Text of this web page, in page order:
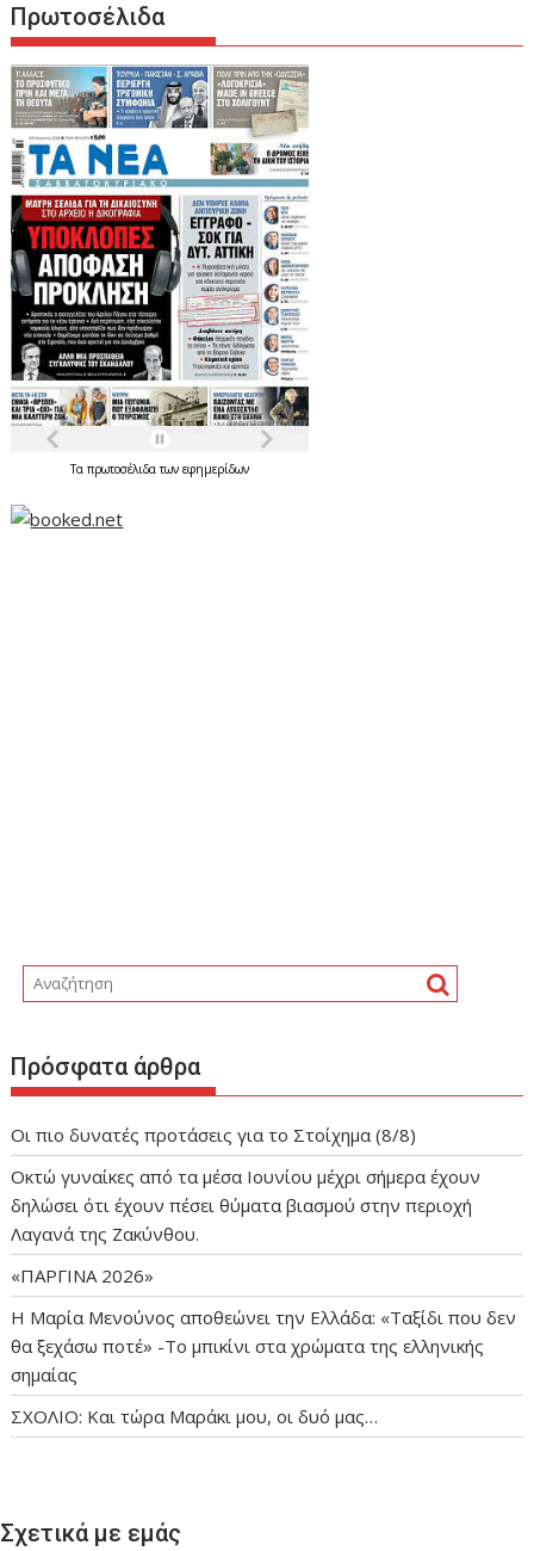
Πρωτοσέλιδα
Ταπρωτοσέλιδατωνεφημερίδων
Πρόσφατα άρθρα
Οι πιο δυνατές προτάσεις για το Στοίχημα (8/8)
Οκτώ γυναίκες από τα μέσα Ιουνίου μέχρι σήμερα έχουν
δηλώσει ότι έχουν πέσει θύματα βιασμού στην περιοχή
Λαγανά της Ζακύνθου.
«ΠΑΡΓΙΝΑ 2026»
Η Μαρία Μενούνος αποθεώνει την Ελλάδα: «Ταξίδι που δεν
θα ξεχάσω ποτέ» -Το μπικίνι στα χρώματα της ελληνικής
σημαίας
ΣΧΟΛΙΟ: Και τώρα Μαράκι μου, οι δυό μας…
Σχετικά με εμάς